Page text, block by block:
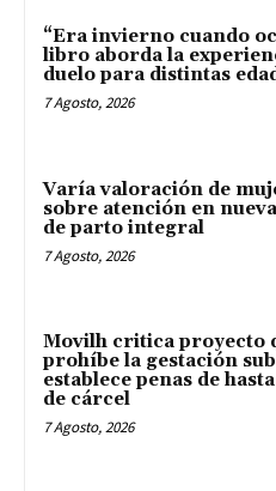
“Era invierno cuando
libro aborda la
duelo para distintas
7 Agosto, 2026
Varía valoración de
sobre atención en
de parto integral
7 Agosto, 2026
Movilh critica proyecto
prohíbe la gestación
establece penas de
de cárcel
7 Agosto, 2026